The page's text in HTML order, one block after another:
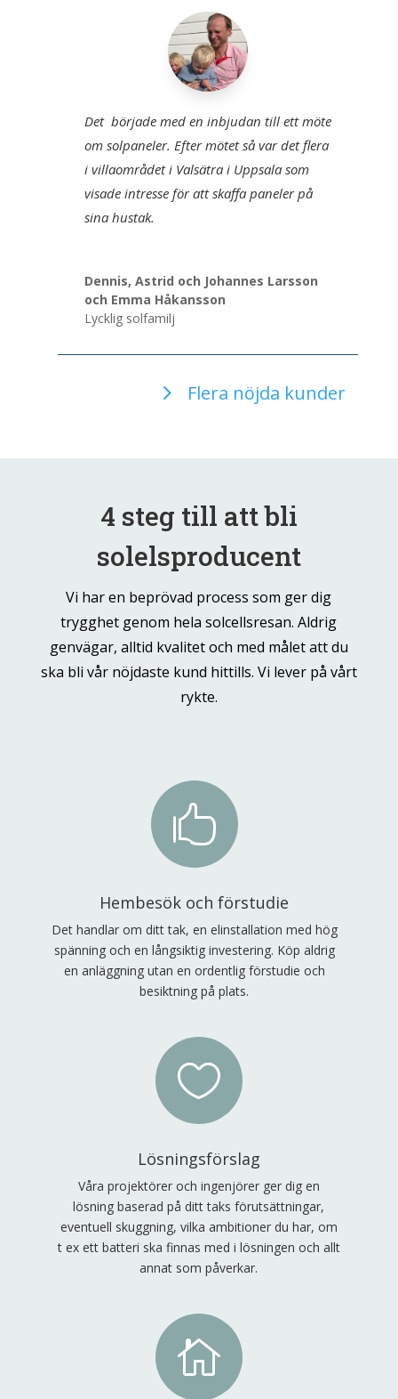
Det började med en inbjudan till ett möte
om solpaneler. Efter mötet så var det flera
i villaområdet i Valsätra i Uppsala som
visade intresse för att skaffa paneler på
sina hustak.
Dennis, Astrid och Johannes Larsson
och Emma Håkansson
Lycklig solfamilj
Flera nöjda kunder
4 steg till att bli
solelsproducent
Vi har en beprövad process som ger dig
trygghet genom hela solcellsresan. Aldrig
genvägar, alltid kvalitet och med målet att du
ska bli vår nöjdaste kund hittills. Vi lever på vårt
rykte.

Hembesök och förstudie
Det handlar om ditt tak, en elinstallation med hög
spänning och en långsiktig investering. Köp aldrig
en anläggning utan en ordentlig förstudie och
besiktning på plats.

Lösningsförslag
Våra projektörer och ingenjörer ger dig en
lösning baserad på ditt taks förutsättningar,
eventuell skuggning, vilka ambitioner du har, om
t ex ett batteri ska finnas med i lösningen och allt
annat som påverkar.
